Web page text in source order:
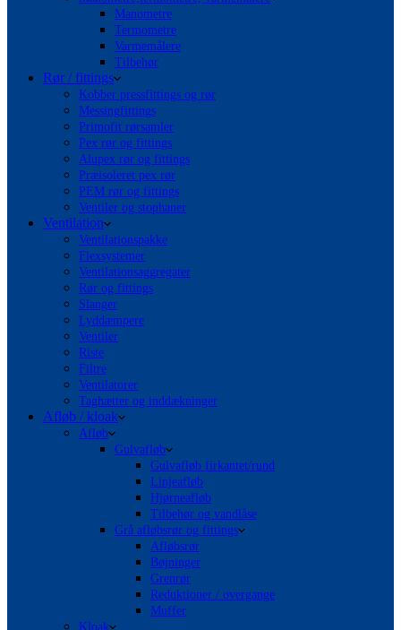
Manometre
Termometre
Varmemålere
Tilbehør
Rør / fittings
Kobber pressfittings og rør
Messingfittings
Primofit rørsamler
Pex rør og fittings
Alupex rør og fittings
Præisoleret pex rør
PEM rør og fittings
Ventiler og stophaner
Ventilation
Ventilationspakke
Flexsystemer
Ventilationsaggregater
Rør og fittings
Slanger
Lyddæmpere
Ventiler
Riste
Filtre
Ventilatorer
Taghætter og inddækninger
Afløb / kloak
Afløb
Gulvafløb
Gulvafløb firkantet/rund
Linjeafløb
Hjørneafløb
Tilbehør og vandlåse
Grå afløbsrør og fittings
Afløbsrør
Bøjninger
Grenrør
Reduktioner / overgange
Muffer
Kloak